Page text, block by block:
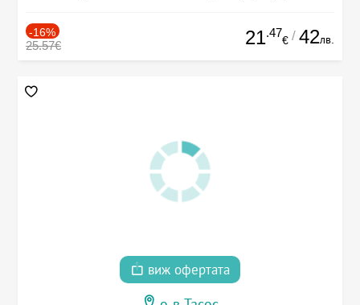
-16%
25.57€ 21.47
€ / 42лв.
виж офертата